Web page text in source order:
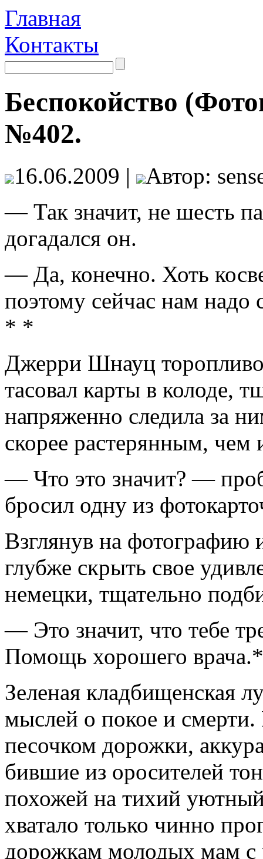
Главная
Контакты
Беспокойство
№402.
16.06.2009 |
Автор:
— Так значит, не шесть
догадался он.
— Да, конечно. Хоть
поэтому сейчас нам
* *
Джерри Шнауц
тасовал карты в колоде,
напряженно следила за
скорее растерянным, чем
— Что это значит? —
бросил одну из
Взглянув на
глубже скрыть свое
немецки, тщательно
— Это значит, что тебе
Помощь хорошего
Зеленая кладбищенская
мыслей о покое и
песочком дорожки,
бившие из оросителей
похожей на тихий
хватало только чинно
дорожкам молодых мам с